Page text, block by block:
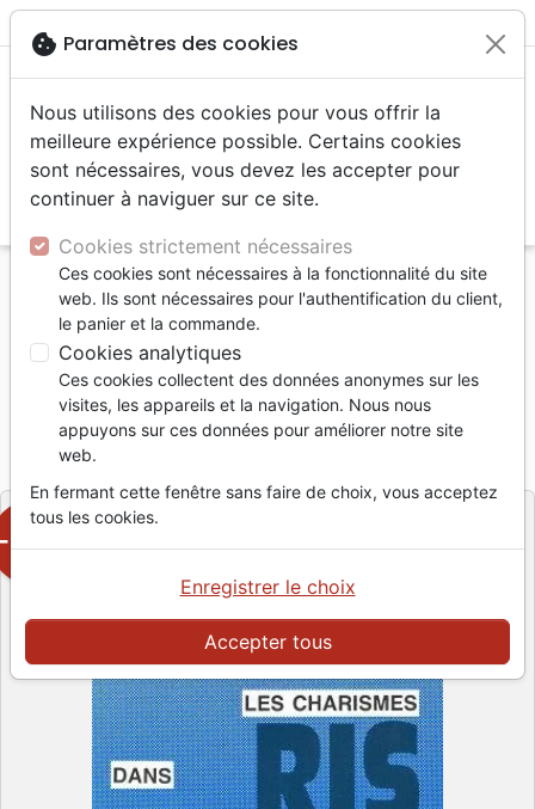
menu
Accueil Livres
Eglise
CHARISMES - LES CHARISMES DANS L'EGLISE
Les charismes dans l'église
Jacques Gloaguen
RéférenceFEV7122 EAN9782880271220
Editeur Foi et Victoire
50%
cookie Paramètres des cookies
Nous utilisons des cookies pour vous offrir la
meilleure expérience possible. Certains cookies
sont nécessaires, vous devez les accepter pour
continuer à naviguer sur ce site.
Cookies strictement nécessaires
Ces cookies sont nécessaires à la fonctionnalité du site
web. Ils sont nécessaires pour l'authentification du client,
le panier et la commande.
Cookies analytiques
Ces cookies collectent des données anonymes sur les
visites, les appareils et la navigation. Nous nous
appuyons sur ces données pour améliorer notre site
web.
En fermant cette fenêtre sans faire de choix, vous acceptez
tous les cookies.
Accepter tous
Enregistrer le choix